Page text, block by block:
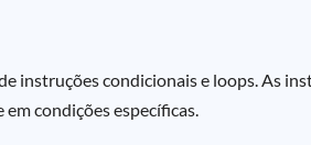
instruções condicionais e loops. As
condições específicas.